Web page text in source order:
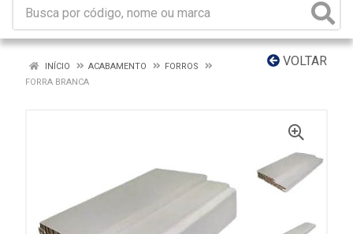
VOLTAR
INÍCIO ACABAMENTO
FORROS
FORRA BRANCA